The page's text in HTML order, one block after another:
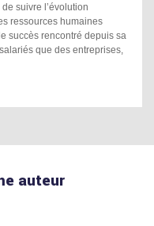
suivre l’évolution
ressources humaines
succès rencontré depuis sa
que des entreprises,
auteur